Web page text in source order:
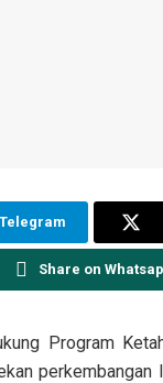
Share on
Program